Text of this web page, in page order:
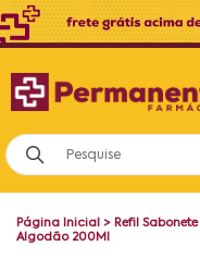
Página Inicial > Refil
Algodão 200Ml